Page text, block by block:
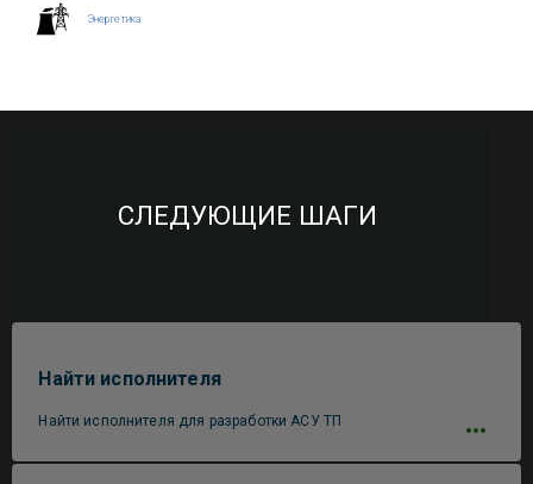
Энергетика
СЛЕДУЮЩИЕ ШАГИ
Найти исполнителя
Найти исполнителя для разработки АСУ ТП